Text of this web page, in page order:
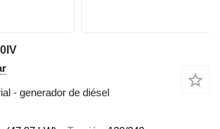
- generador de diésel